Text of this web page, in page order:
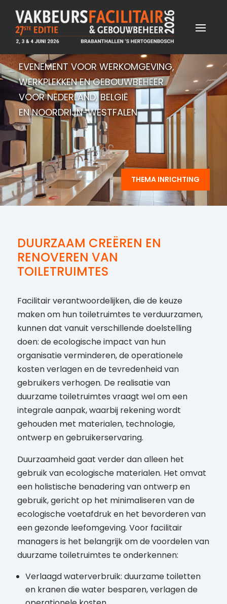
EVENEMENT VOOR WERKOMGEVING,
WERKPLEKKEN EN GEBOUWBEHEER
VOOR NEDERLAND, BELGIË
EN NOORDRIJN-WESTFALEN
THEMA INRICHTING
DUURZAAM CREËREN EN
RENOVEREN VAN
TOILETRUIMTES
Facilitair verantwoordelijken, die de keuze
maken om hun toiletruimtes te verduurzamen,
kunnen dat vanuit verschillende doelstelling
doen: de ecologische impact van hun
organisatie verminderen, de operationele
kosten verlagen en de tevredenheid van
gebruikers verhogen. De realisatie van
duurzame toiletruimtes vraagt wel om een
integrale aanpak, waarbij rekening wordt
gehouden met materialen, technologie,
ontwerp en gebruikerservaring.
Duurzaamheid gaat verder dan alleen het
gebruik van ecologische materialen. Het omvat
een holistische benadering van ontwerp en
gebruik, gericht op het minimaliseren van de
ecologische voetafdruk en het bevorderen van
een gezonde leefomgeving. Voor facilitair
managers is het belangrijk om de voordelen van
duurzame toiletruimtes te onderkennen:
Verlaagd waterverbruik: duurzame toiletten
en kranen die water besparen, verlagen de